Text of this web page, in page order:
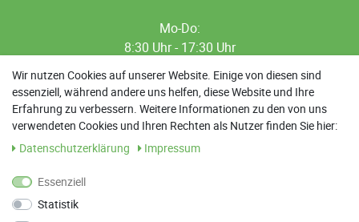
Mo-Do:
8:30 Uhr - 17:30 Uhr
8:30 Uhr - 12:00 Uhr
13:00 Uhr - 17:30 Uhr
Sa: 9:00 Uhr - 13:00 Uhr
Wir nutzen Cookies auf unserer Website. Einige von diesen sind
essenziell, während andere uns helfen, diese Website und Ihre
Erfahrung zu verbessern. Weitere Informationen zu den von uns
verwendeten Cookies und Ihren Rechten als Nutzer finden Sie hier:
Daten­schutz­erklärung
Impressum
Essenziell
Statistik